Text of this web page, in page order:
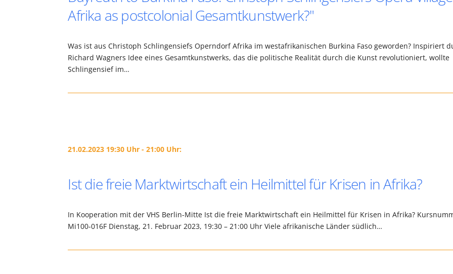
Afrika as postcolonial Gesamtkunstwerk?"
Was ist aus Christoph Schlingensiefs Operndorf Afrika im westafrikanischen Burkina Faso geworden? Inspiriert
Richard Wagners Idee eines Gesamtkunstwerks, das die politische Realität durch die Kunst revolutioniert, wollte
Schlingensief im…
21.02.2023 19:30 Uhr - 21:00 Uhr:
Ist die freie Marktwirtschaft ein Heilmittel für Krisen in Afrika?
In Kooperation mit der VHS Berlin-Mitte Ist die freie Marktwirtschaft ein Heilmittel für Krisen in Afrika?
Mi100-016F Dienstag, 21. Februar 2023, 19:30 – 21:00 Uhr Viele afrikanische Länder südlich…